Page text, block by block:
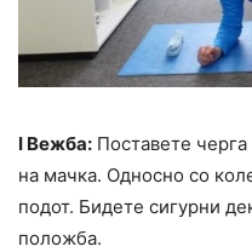
I Вежба: Поставете
на мачка. Односно со
подот. Бидете сигурни
положба.